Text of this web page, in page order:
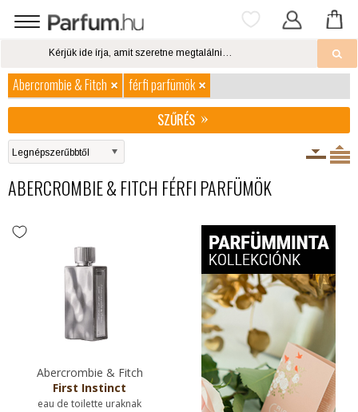
Abercrombie & Fitch
férfi parfümök
SZŰRÉS
ABERCROMBIE & FITCH FÉRFI PARFÜMÖK
Abercrombie & Fitch
First Instinct
eau de toilette uraknak